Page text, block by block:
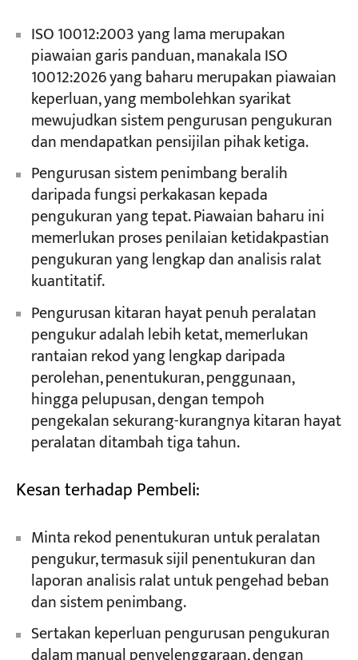
ISO 10012:2003 yang lama merupakan
piawaian garis panduan, manakala ISO
10012:2026 yang baharu merupakan piawaian
keperluan, yang membolehkan syarikat
mewujudkan sistem pengurusan pengukuran
dan mendapatkan pensijilan pihak ketiga.
Pengurusan sistem penimbang beralih
daripada fungsi perkakasan kepada
pengukuran yang tepat. Piawaian baharu ini
memerlukan proses penilaian ketidakpastian
pengukuran yang lengkap dan analisis ralat
kuantitatif.
Pengurusan kitaran hayat penuh peralatan
pengukur adalah lebih ketat, memerlukan
rantaian rekod yang lengkap daripada
perolehan, penentukuran, penggunaan,
hingga pelupusan, dengan tempoh
pengekalan sekurang-kurangnya kitaran hayat
peralatan ditambah tiga tahun.
Kesan terhadap Pembeli:
Minta rekod penentukuran untuk peralatan
pengukur, termasuk sijil penentukuran dan
laporan analisis ralat untuk pengehad beban
dan sistem penimbang.
Sertakan keperluan pengurusan pengukuran